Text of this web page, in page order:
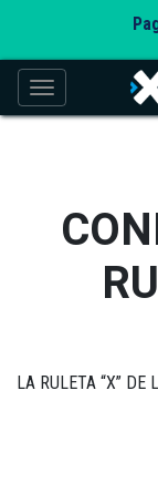
Toggle
LA RULETA “X” DE